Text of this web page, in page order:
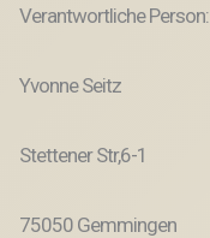
Verantwortliche Person:
Yvonne Seitz
Stettener Str,6-1
75050 Gemmingen